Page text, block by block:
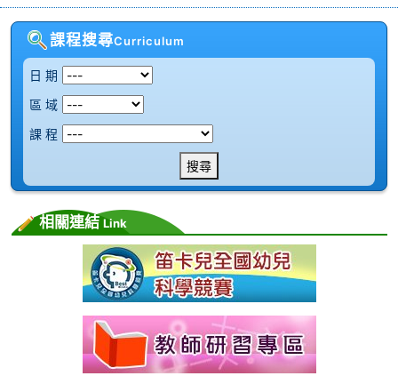
課程搜尋Curriculum
日 期
區 域
課 程
搜尋
相關連結Link